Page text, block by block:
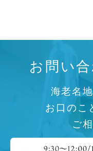
お問い
海老名
お口のこ
ご